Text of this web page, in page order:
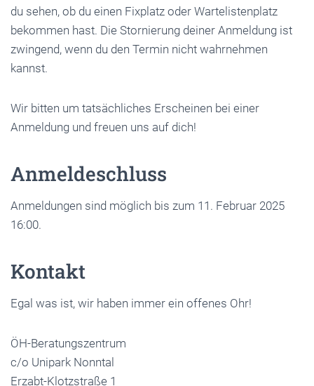
du sehen, ob du einen Fixplatz oder Wartelistenplatz
bekommen hast. Die Stornierung deiner Anmeldung ist
zwingend, wenn du den Termin nicht wahrnehmen
kannst.
Wir bitten um tatsächliches Erscheinen bei einer
Anmeldung und freuen uns auf dich!
Anmeldeschluss
Anmeldungen sind möglich bis zum 11. Februar 2025
16:00.
Kontakt
Egal was ist, wir haben immer ein offenes Ohr!
ÖH-Beratungszentrum
c/o Unipark Nonntal
Erzabt-Klotzstraße 1